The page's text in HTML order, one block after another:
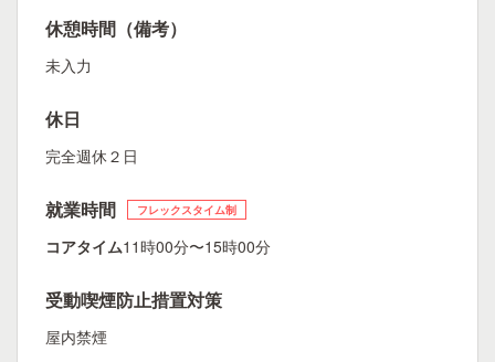
休憩時間（備考）
未入力
休日
完全週休２日
就業時間 フレックスタイム制
コアタイム11時00分〜15時00分
受動喫煙防止措置対策
屋内禁煙